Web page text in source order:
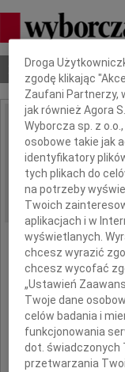
Nekrologi Odeszli
IMIĘ I NAZWISKO:
REGION:
DATA EMISJI:
Dbamy o Twoją
Droga
zgodę klikając
Zaufani Partnerzy,
jak również Agora
Wyborcza sp. z
osobowe takie jak
identyfikatory
tych plikach do
na potrzeby
Twoich
aplikacjach i w
wyświetlanych.
chcesz wyrazić
chcesz wycofać
„Ustawień
Twoje dane
celów badania i
funkcjonowania
dot. świadczonych
przetwarzania